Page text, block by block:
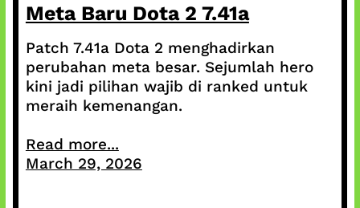
Meta Baru Dota 2 7.41a
Patch 7.41a Dota 2 menghadirkan
perubahan meta besar. Sejumlah hero
kini jadi pilihan wajib di ranked untuk
meraih kemenangan.
Read more...
March 29, 2026